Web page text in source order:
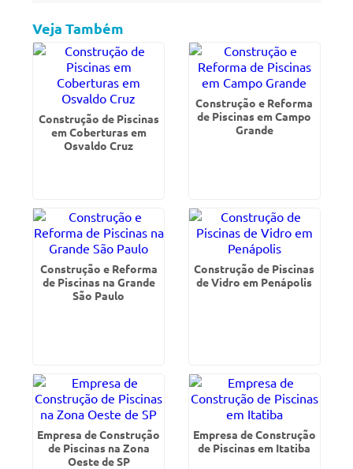
Veja Também
Construção de Piscinas
em Coberturas em
Osvaldo Cruz
Construção e Reforma
de Piscinas em Campo
Grande
Construção e Reforma
de Piscinas na Grande
São Paulo
Construção de Piscinas
de Vidro em Penápolis
Empresa de Construção
de Piscinas na Zona
Oeste de SP
Empresa de Construção
de Piscinas em Itatiba